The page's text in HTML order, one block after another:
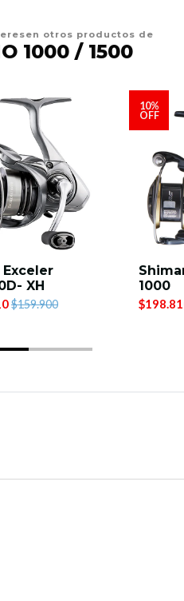
otros productos de
1000 / 1500
Exceler
XH
$159.900
10%
OFF
1000